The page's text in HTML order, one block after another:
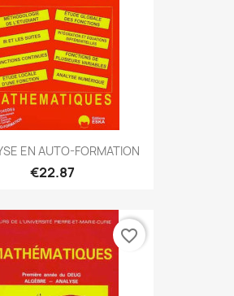
EN AUTO-FORMATION
€22.87
favorite_border